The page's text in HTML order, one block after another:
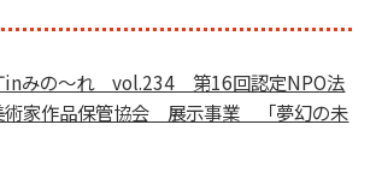
inみの～れ vol.234 第16回認定NPO法
術家作品保管協会 展示事業 「夢幻の未